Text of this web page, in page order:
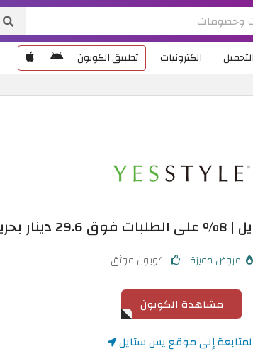
التجميل الكترونيات تطبيق الكوبون
عروض مميزة كوبون موثق
مشاهدة الكوبون
إلى موقع يس ستايل